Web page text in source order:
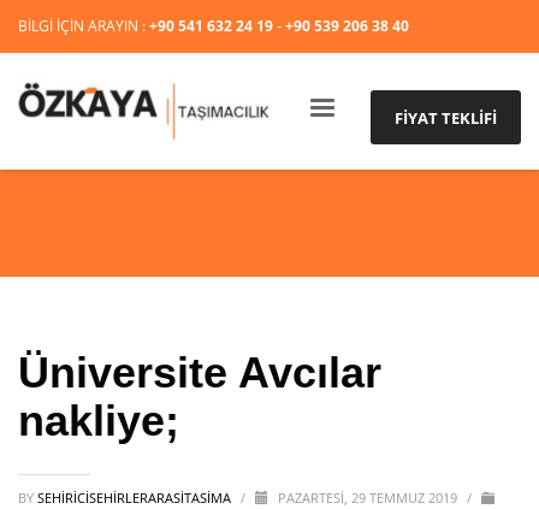
BİLGİ İÇİN ARAYIN :+90 541 632 24 19-+90 539 206 38 40
FİYAT TEKLİFİ
Üniversite Avcılar
nakliye;
BY SEHIRICISEHIRLERARASITASIMA / PAZARTESI, 29 TEMMUZ 2019 /